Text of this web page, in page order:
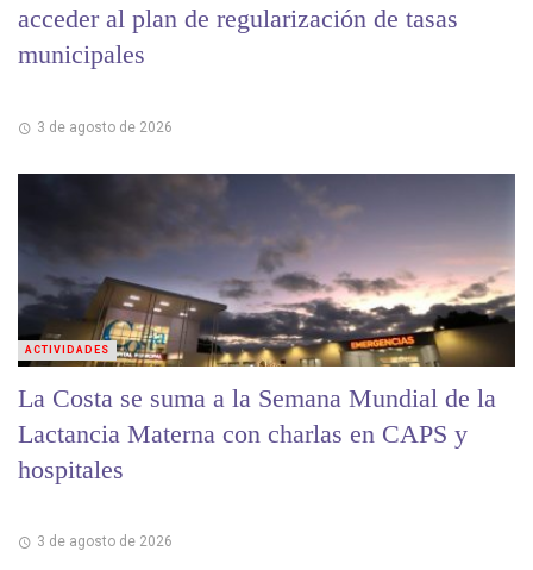
acceder al plan de regularización de tasas
municipales
3 de agosto de 2026
La Costa se suma a la Semana Mundial de la
Lactancia Materna con charlas en CAPS y
hospitales
3 de agosto de 2026
ACTIVIDADES